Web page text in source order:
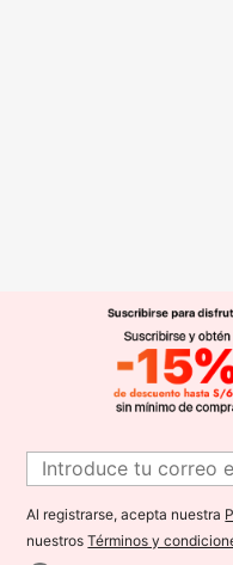
Al registrarse, acepta nuestra
nuestrosTérminos y